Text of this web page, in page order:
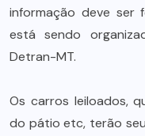
informação deve ser
está sendo
Detran-MT.
Os carros leiloados,
do pátio etc, terão